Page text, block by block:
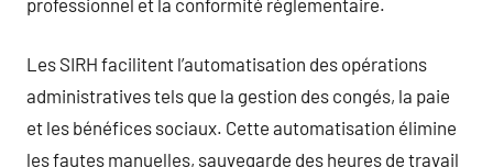
Les SIRH facilitent l’automatisation des opérations
administratives tels que la gestion des congés, la paie
et les bénéfices sociaux. Cette automatisation élimine
les fautes manuelles, sauvegarde des heures de travail